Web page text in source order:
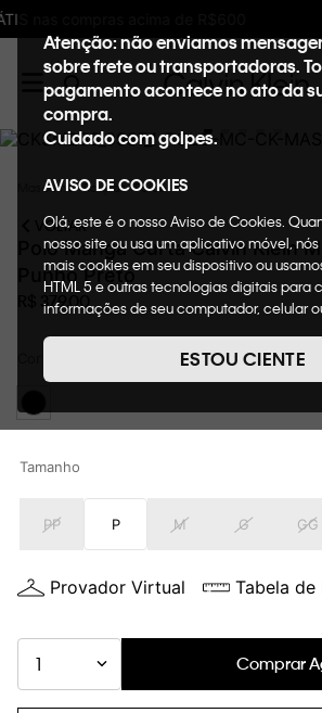
Ganhe 10% de
Atenção: não enviamos
sobre frete ou transportadoras.
pagamento acontece no ato da
compra.
Cuidado com golpes.
AVISO DE COOKIES
Olá, este é o nosso Aviso de Cookies.
nosso site ou usa um aplicativo móvel,
mais cookies em seu dispositivo ou
HTML 5 e outras tecnologias digitais para
informações de seu computador, celular
de cookies, informaremos quais cookies
suas funções. A forma como processamos
nosso Aviso de Privacidade. Quando você
fornecer a você toda a funcionalidade do
loja virtual. Para maiores informações
Cookies acesse o link.
ESTOU CIENTE
Masculino Roupas Polos
VOLTAR
Polo Manga Curta Calvin Klein
Punho Preto
37900
Tamanho
PP P M G GG
Provador Virtual Tabela de
1 Comprar